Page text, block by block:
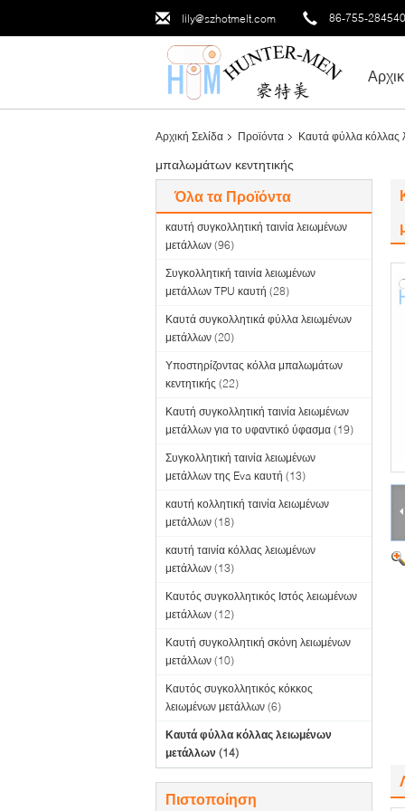
lily@szhotmelt.com 86-755-
Αρχική Σελίδα Προϊόντα Καυτά φύλλα κόλλας
μπαλωμάτων κεντητικής
Όλα τα Προϊόντα
καυτή συγκολλητική ταινία λειωμένων
μετάλλων (96)
Συγκολλητική ταινία λειωμένων
μετάλλων TPU καυτή (28)
Καυτά συγκολλητικά φύλλα λειωμένων
μετάλλων (20)
Υποστηρίζοντας κόλλα μπαλωμάτων
κεντητικής (22)
Καυτή συγκολλητική ταινία λειωμένων
μετάλλων για το υφαντικό ύφασμα (19)
Συγκολλητική ταινία λειωμένων
μετάλλων της Eva καυτή (13)
καυτή κολλητική ταινία λειωμένων
μετάλλων (18)
καυτή ταινία κόλλας λειωμένων
μετάλλων (13)
Καυτός συγκολλητικός Ιστός λειωμένων
μετάλλων (12)
Καυτή συγκολλητική σκόνη λειωμένων
μετάλλων (10)
Καυτός συγκολλητικός κόκκος
λειωμένων μετάλλων (6)
Καυτά φύλλα κόλλας λειωμένων
μετάλλων (14)
Πιστοποίηση